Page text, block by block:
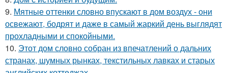
9. Мятные оттенки словно впускают в дом воздух - они
освежают, бодрят и даже в самый жаркий день выглядят
прохладными и спокойными.
10. Этот дом словно собран из впечатлений о дальних
странах, шумных рынках, текстильных лавках и старых